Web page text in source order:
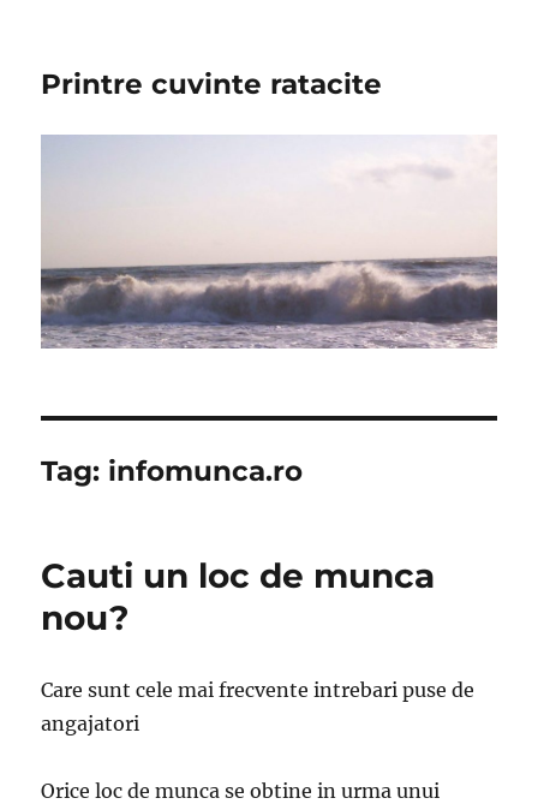
Printre cuvinte ratacite
Tag: infomunca.ro
Cauti un loc de munca
nou?
Care sunt cele mai frecvente intrebari puse de
angajatori
Orice loc de munca se obtine in urma unui